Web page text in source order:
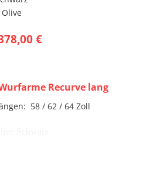
Olive
€
Recurve lang
58 / 62 / 64 Zoll